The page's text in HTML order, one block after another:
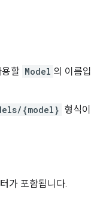
할 Model 의 이름입
{model} 형식이
가 포함됩니다.